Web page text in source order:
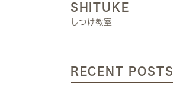
SHITUKE
しつけ教室
RECENT POSTS